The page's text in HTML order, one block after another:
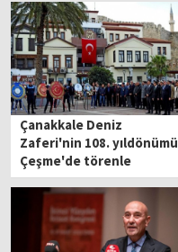
Çanakkale Deniz
Zaferi'nin 108. yıldönümü
Çeşme'de törenle
kutlandı